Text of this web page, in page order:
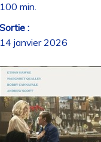
min.
:
janvier 2026